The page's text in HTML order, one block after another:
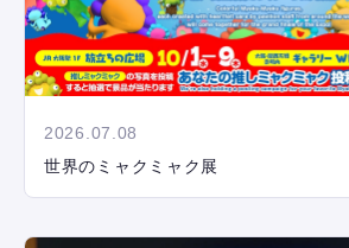
IR
2026.07.08
世界のミャクミャク展